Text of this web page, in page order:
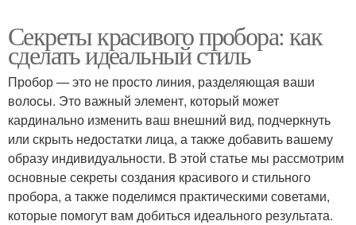
Секреты красивого пробора: как
сделать идеальный стиль
Пробор — это не просто линия, разделяющая ваши
волосы. Это важный элемент, который может
кардинально изменить ваш внешний вид, подчеркнуть
или скрыть недостатки лица, а также добавить вашему
образу индивидуальности. В этой статье мы рассмотрим
основные секреты создания красивого и стильного
пробора, а также поделимся практическими советами,
которые помогут вам добиться идеального результата.